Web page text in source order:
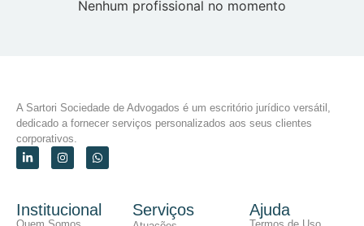
Nenhum profissional no momento
A Sartori Sociedade de Advogados é um escritório jurídico versátil,
dedicado a fornecer serviços personalizados aos seus clientes
corporativos.
Institucional Serviços Ajuda